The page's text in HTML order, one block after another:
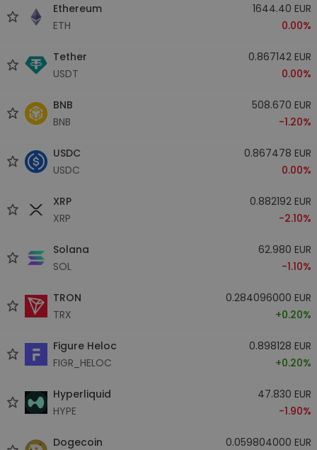
Ethereum
ETH
1644.40 EUR
0.00%
Tether
USDT
0.867142 EUR
0.00%
BNB
BNB
508.670 EUR
-1.20%
USDC
USDC
0.867478 EUR
0.00%
XRP
XRP
0.882192 EUR
-2.10%
Solana
SOL
62.980 EUR
-1.10%
TRON
TRX
0.284096000 EUR
+0.20%
Figure Heloc
FIGR_HELOC
0.898128 EUR
+0.20%
Hyperliquid
HYPE
47.830 EUR
-1.90%
Dogecoin
0.059804000 EUR